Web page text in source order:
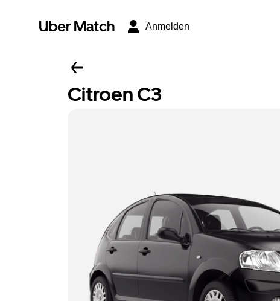
Uber Match Anmelden
Citroen C3